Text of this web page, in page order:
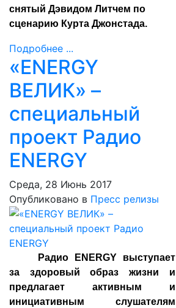
снятый Дэвидом Литчем по
сценарию Курта Джонстада.
Подробнее ...
«ENERGY
ВЕЛИК» –
специальный
проект Радио
ENERGY
Среда, 28 Июнь 2017
Опубликовано в Пресс релизы
Радио ENERGY выступает
за здоровый образ жизни и
предлагает активным и
инициативным слушателям